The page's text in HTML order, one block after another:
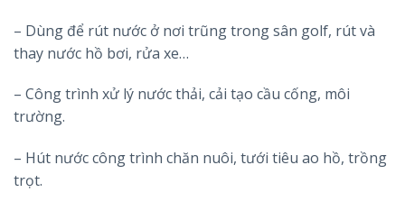
– Dùng để rút nước ở nơi trũng trong sân golf, rút và
thay nước hồ bơi, rửa xe…
– Công trình xử lý nước thải, cải tạo cầu cống, môi
trường.
– Hút nước công trình chăn nuôi, tưới tiêu ao hồ, trồng
trọt.